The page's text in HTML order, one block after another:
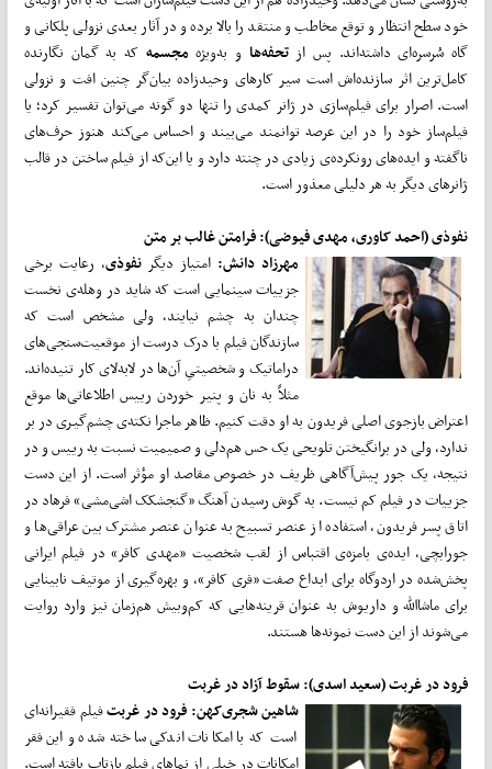
خود سطح انتظار و توقع مخاطب و منتقد را بالا برده و در آثار بعدی نزولی پلکانی و
گاه سُرسره‌ای داشته‌اند. پس از تحفه‌هاو به‌ویژه مجسمهکه به گمان نگارنده
کامل‌ترین اثر سازنده‌اش است سیر کارهای وحیدزاده بیان‌گر چنین افت و نزولی
است. اصرار برای فیلم‌سازی در ژانر کمدی را تنها دو گونه می‌توان تفسیر کرد؛ یا
فیلم‌ساز خود را در این عرصه توانمند می‌بیند و احساس می‌کند هنوز حرف‌های
ناگفته و ایده‌‌های رونکرده‌ی زیادی در چنته دارد و یا این‌که از فیلم ساختن در قالب
ژانرهای دیگر به هر دلیلی معذور است.
نفوذی (احمد کاوری، مهدی فیوضی): فرامتن غالب بر متن
مهرزاد دانش:امتیاز دیگر نفوذی، رعایت برخی
جزییات سینمایی است که شاید در وهله‌ی نخست
چندان به چشم نیایند، ولی مشخص است که
سازندگان فیلم با درک درست از موقعیت‌سنجی‌های
دراماتیک و شخصیتیِ آن‌ها در لابه‌لای کار تنیده‌اند.
مثلاً به نان و پنیر خوردن رییس اطلاعاتی‌ها موقع
اعتراض بازجوی اصلی فریدون به او دقت کنیم. ظاهر ماجرا نکته‌ی چشم‌گیری در بر
ندارد، ولی در برانگیختن تلویحی یک حس هم‌دلی و صمیمیت نسبت به رییس و در
نتیجه، یک‌ جور پیش‌آگاهی ظریف در خصوص مقاصد او مؤثر است. از این دست
جزییات در فیلم کم نیست. به گوش رسیدن آهنگ «گنجشکک اشی‌مشی» فرهاد در
اتاق پسر فریدون، استفاده از عنصر تسبیح به عنوان عنصر مشترک بین عراقی‌ها و
جورابچی، ایده‌ی بامزه‌ی اقتباس از لقب شخصیت «مهدی کافر» در فیلم ایرانی
پخش‌شده در اردوگاه برای ابداع صفت «فری کافر»، و بهره‌گیری از موتیف نابینایی
برای ماشا‌الله و داریوش به عنوان قرینه‌هایی که کم‌وبیش هم‌زمان نیز وارد روایت
می‌شوند از این دست نمونه‌ها هستند.
فرود در غربت (سعید اسدی): سقوط آزاد در غربت
شاهین شجری‌‌کهن: فرود در غربتفیلم فقیرانه‌ای
است که با امکانات اندکی ساخته شده و این فقر
امکانات در خیلی از نماهای فیلم بازتاب یافته است.